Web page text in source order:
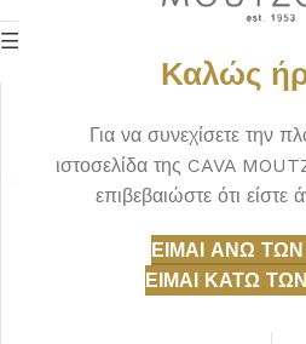
Καλώς
Για να συνεχίσετε την
ιστοσελίδα της CAVA
επιβεβαιώστε ότι
ΕΊΜΑΙ ΆΝΩ
ΕΊΜΑΙ ΚΆΤΩ